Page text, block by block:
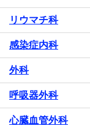
リウマチ科
感染症内科
外科
呼吸器外科
心臓血管外科